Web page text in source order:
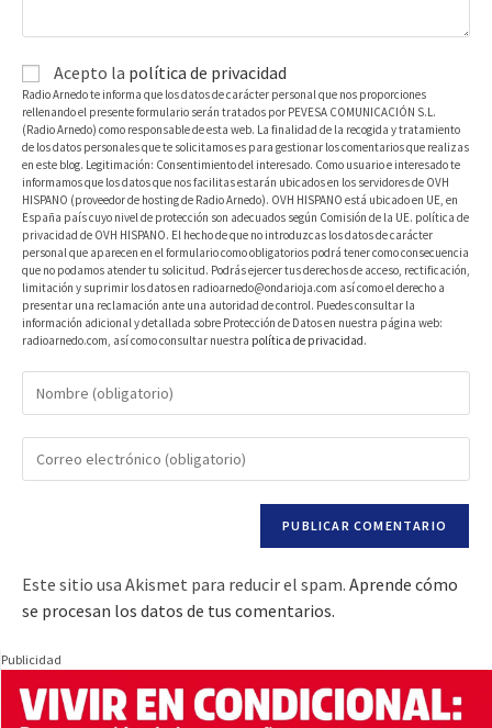
Acepto la política de privacidad
Radio Arnedo te informa que los datos de carácter personal que nos proporciones
rellenando el presente formulario serán tratados por PEVESA COMUNICACIÓN S.L.
(Radio Arnedo) como responsable de esta web. La finalidad de la recogida y tratamiento
de los datos personales que te solicitamos es para gestionar los comentarios que realizas
en este blog. Legitimación: Consentimiento del interesado. Como usuario e interesado te
informamos que los datos que nos facilitas estarán ubicados en los servidores de OVH
HISPANO (proveedor de hosting de Radio Arnedo). OVH HISPANO está ubicado en UE, en
España país cuyo nivel de protección son adecuados según Comisión de la UE. política de
privacidad de OVH HISPANO. El hecho de que no introduzcas los datos de carácter
personal que aparecen en el formulario como obligatorios podrá tener como consecuencia
que no podamos atender tu solicitud. Podrás ejercer tus derechos de acceso, rectificación,
limitación y suprimir los datos en radioarnedo@ondarioja.com así como el derecho a
presentar una reclamación ante una autoridad de control. Puedes consultar la
información adicional y detallada sobre Protección de Datos en nuestra página web:
radioarnedo.com, así como consultar nuestra política de privacidad.
Este sitio usa Akismet para reducir el spam. Aprende cómo
se procesan los datos de tus comentarios.
Publicidad